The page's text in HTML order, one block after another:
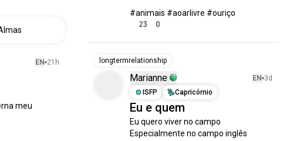
EN 21h
meu
#animais #aoarlivre #ouriço
23 0
longtermrelationship
Marianne EN 3d
ISFP
Capricórnio
Eu e quem
Eu quero viver no campo
Especialmente no campo inglês